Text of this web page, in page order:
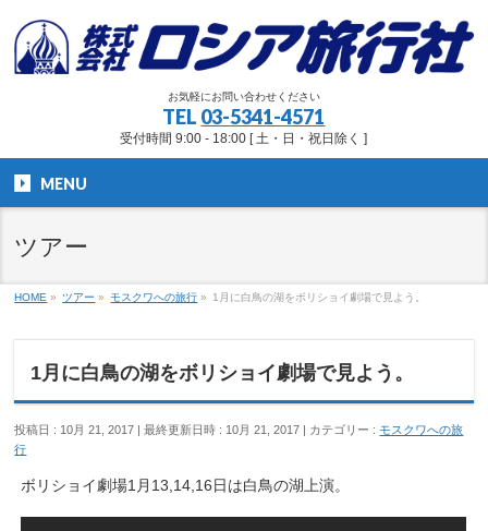
お気軽にお問い合わせください
TEL 03-5341-4571
受付時間 9:00 - 18:00 [ 土・日・祝日除く ]
MENU
ツアー
HOME » ツアー » モスクワへの旅行 » 1月に白鳥の湖をボリショイ劇場で見よう。
1月に白鳥の湖をボリショイ劇場で見よう。
投稿日 : 10月 21, 2017 最終更新日時 : 10月 21, 2017 カテゴリー :モスクワへの旅
行
ボリショイ劇場1月13,14,16日は白鳥の湖上演。